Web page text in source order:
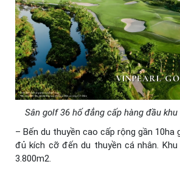
Sân golf 36 hố đẳng cấp hàng đầu
– Bến du thuyền cao cấp rộng gần 10ha
đủ kích cỡ đến du thuyền cá nhân.
3.800m2.